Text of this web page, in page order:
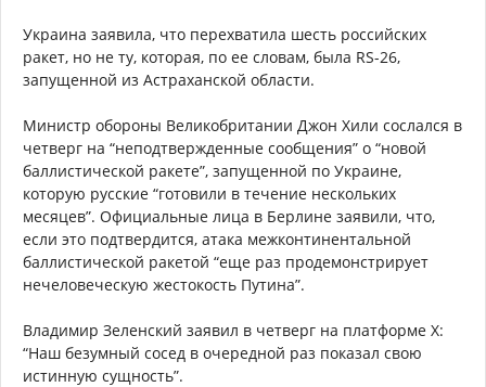
Украина заявила, что перехватила шесть российских
ракет, но не ту, которая, по ее словам, была RS-26,
запущенной из Астраханской области.
Министр обороны Великобритании Джон Хили сослался в
четверг на “неподтвержденные сообщения” о “новой
баллистической ракете”, запущенной по Украине,
которую русские “готовили в течение нескольких
месяцев”. Официальные лица в Берлине заявили, что,
если это подтвердится, атака межконтинентальной
баллистической ракетой “еще раз продемонстрирует
нечеловеческую жестокость Путина”.
Владимир Зеленский заявил в четверг на платформе X:
“Наш безумный сосед в очередной раз показал свою
истинную сущность”.